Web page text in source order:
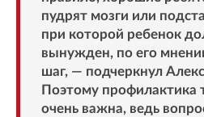
пудрят мозги или
при которой ребенок
вынужден, по его
шаг, — подчеркнул
Поэтому профилактика
очень важна, ведь